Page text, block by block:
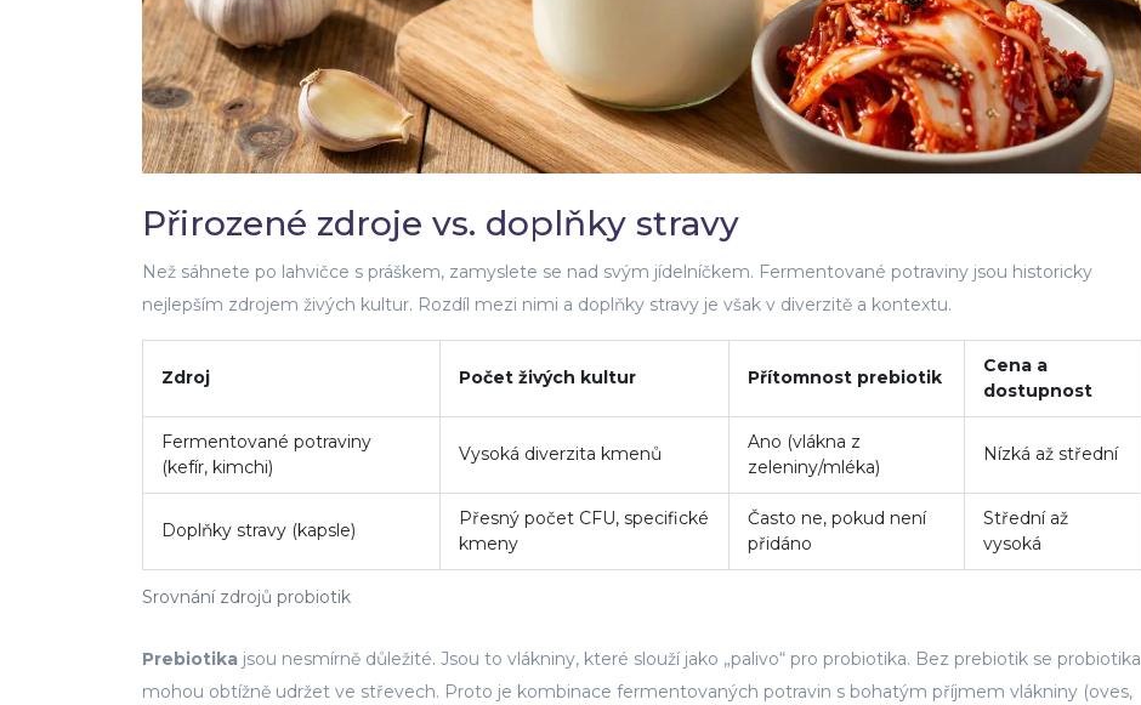
Přirozené zdroje vs. doplňky stravy
Než sáhnete po lahvičce s práškem, zamyslete se nad svým jídelníčkem. Fermentované potraviny jsou historicky
nejlepším zdrojem živých kultur. Rozdíl mezi nimi a doplňky stravy je však v diverzitě a kontextu.
Srovnání zdrojů probiotik
Zdroj Počet živých kultur Přítomnost prebiotik
Cena a
dostupnost
Fermentované potraviny
(kefír, kimchi)
Vysoká diverzita kmenů
Ano (vlákna z
zeleniny/mléka)
Nízká až střední
Doplňky stravy (kapsle)
Přesný počet CFU, specifické
kmeny
Často ne, pokud není
přidáno
Střední až
vysoká
Prebiotika jsou nesmírně důležité. Jsou to vlákniny, které slouží jako „palivo“ pro probiotika. Bez prebiotik se probiotika
mohou obtížně udržet ve střevech. Proto je kombinace fermentovaných potravin s bohatým příjmem vlákniny (oves,